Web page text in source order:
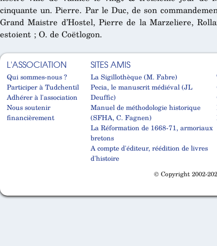
cinquante un. Pierre. Par le Duc, de son
Grand Maistre d’Hostel, Pierre de la Marzeliere,
estoient ; O. de Coëtlogon.
L'ASSOCIATION
Qui sommes-nous ?
Participer à Tudchentil
Adhérer à l'association
Nous soutenir
financièrement
SITES AMIS
La Sigillothèque (M. Fabre)
Pecia, le manuscrit médiéval (JL
Deuffic)
Manuel de méthodologie historique
(SFHA, C. Fagnen)
La Réformation de 1668-71, armoriaux
bretons
A compte d'éditeur, réédition de livres
d'histoire
© Copyright 2002-